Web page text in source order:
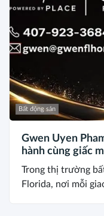
Bất động sản
Gwen Uyen
hành cùng giấc
Trong thị trường
Florida, nơi mỗi